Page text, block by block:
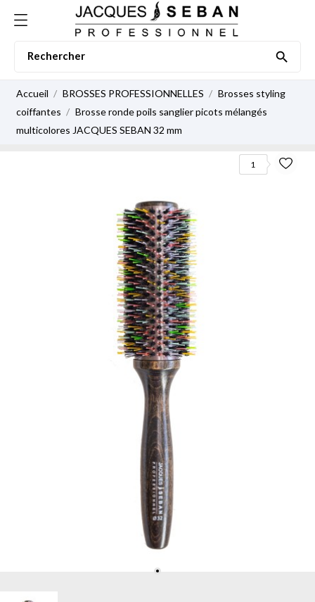

Accueil BROSSES PROFESSIONNELLES
Brosses styling
coiffantes
Brosse ronde poils sanglier picots mélangés
multicolores JACQUES SEBAN 32 mm
1